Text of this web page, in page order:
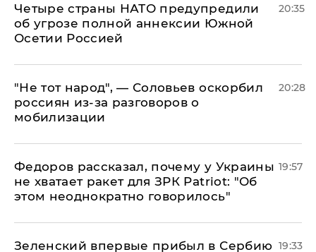
Четыре страны НАТО предупредили
об угрозе полной аннексии Южной
Осетии Россией
20:35
​"Не тот народ", — Соловьев оскорбил
россиян из-за разговоров о
мобилизации
20:28
Федоров рассказал, почему у Украины
не хватает ракет для ЗРК Patriot: "Об
этом неоднократно говорилось"
19:57
Зеленский впервые прибыл в Сербию 19:33